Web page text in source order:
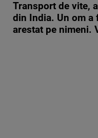
Transport de vite,
din India. Un om
arestat pe nimeni.